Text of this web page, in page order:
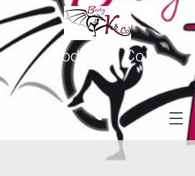
Body K & Co